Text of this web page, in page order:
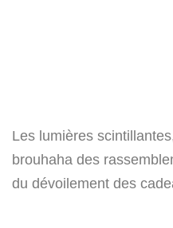
Les lumières
brouhaha des
du dévoilement des